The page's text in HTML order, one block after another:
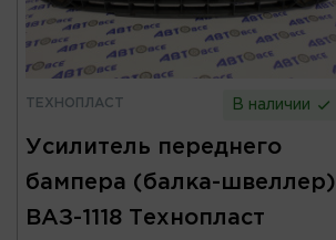
ТЕХНОПЛАСТ В наличии
Усилитель переднего
бампера (балка-швеллер)
ВАЗ-1118 Технопласт